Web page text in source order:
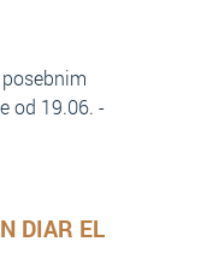
od 19.06. -
DIAR EL